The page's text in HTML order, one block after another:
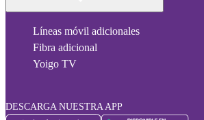
Líneas móvil adicionales
Fibra adicional
Yoigo TV
DESCARGA NUESTRA APP